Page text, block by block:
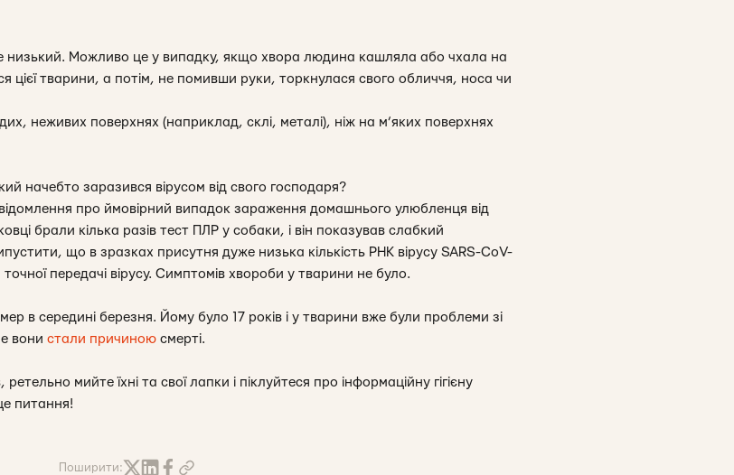
низький. Можливо це у випадку, якщо хвора людина кашляла або чхала на
цієї тварини, а потім, не помивши руки, торкнулася свого обличчя, носа чи
неживих поверхнях (наприклад, склі, металі), ніж на м’яких поверхнях
начебто заразився вірусом від свого господаря?
про ймовірний випадок зараження домашнього улюбленця від
брали кілька разів тест ПЛР у собаки, і він показував слабкий
що в зразках присутня дуже низька кількість РНК вірусу SARS-CoV-
передачі вірусу. Симптомів хвороби у тварини не було.
в середині березня. Йому було 17 років і у тварини вже були проблеми зі
вони стали причиною смерті.
мийте їхні та свої лапки і піклуйтеся про інформаційну гігієну
питання!
Поширити: